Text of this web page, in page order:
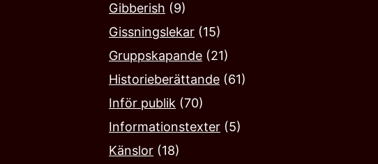
Gibberish (9)
Gissningslekar (15)
Gruppskapande (21)
Historieberättande (61)
Inför publik (70)
Informationstexter (5)
Känslor (18)